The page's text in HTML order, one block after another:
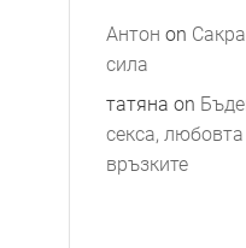
Антон on
сила
татяна on
секса,
връзките